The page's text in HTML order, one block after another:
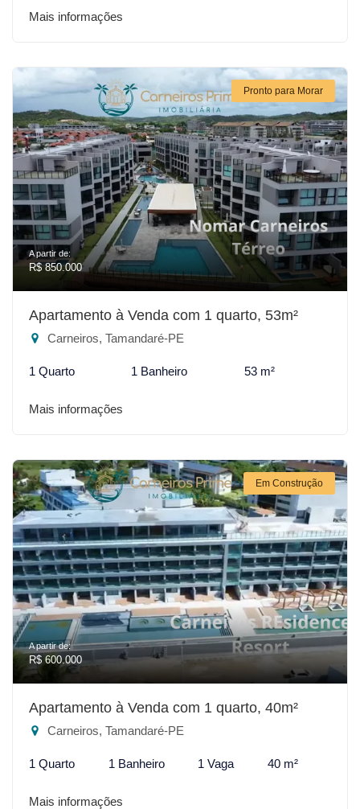
Mais informações
Pronto para Morar
A partir de:
R$ 850.000
Apartamento à Venda com 1 quarto, 53m²
Carneiros, Tamandaré-PE
1 Quarto 1 Banheiro 53 m²
Mais informações
Em Construção
A partir de:
R$ 600.000
Apartamento à Venda com 1 quarto, 40m²
Carneiros, Tamandaré-PE
1 Quarto 1 Banheiro 1 Vaga 40 m²
Mais informações